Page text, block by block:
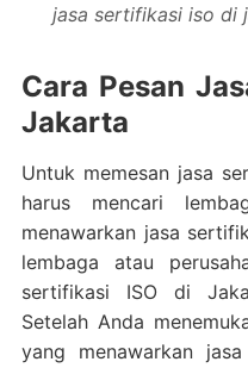
jasa sertifikasi iso di
Cara Pesan
Jakarta
Untuk memesan jasa
harus mencari
menawarkan jasa
lembaga atau
sertifikasi ISO di
Setelah Anda
yang menawarkan